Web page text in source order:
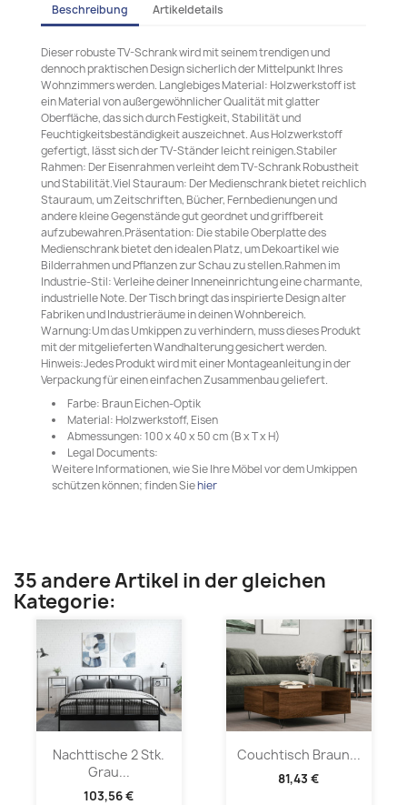
Beschreibung Artikeldetails
Dieser robuste TV-Schrank wird mit seinem trendigen und
dennoch praktischen Design sicherlich der Mittelpunkt Ihres
Wohnzimmers werden. Langlebiges Material: Holzwerkstoff ist
ein Material von außergewöhnlicher Qualität mit glatter
Oberfläche, das sich durch Festigkeit, Stabilität und
Feuchtigkeitsbeständigkeit auszeichnet. Aus Holzwerkstoff
gefertigt, lässt sich der TV-Ständer leicht reinigen.Stabiler
Rahmen: Der Eisenrahmen verleiht dem TV-Schrank Robustheit
und Stabilität.Viel Stauraum: Der Medienschrank bietet reichlich
Stauraum, um Zeitschriften, Bücher, Fernbedienungen und
andere kleine Gegenstände gut geordnet und griffbereit
aufzubewahren.Präsentation: Die stabile Oberplatte des
Medienschrank bietet den idealen Platz, um Dekoartikel wie
Bilderrahmen und Pflanzen zur Schau zu stellen.Rahmen im
Industrie-Stil: Verleihe deiner Inneneinrichtung eine charmante,
industrielle Note. Der Tisch bringt das inspirierte Design alter
Fabriken und Industrieräume in deinen Wohnbereich.
Warnung:Um das Umkippen zu verhindern, muss dieses Produkt
mit der mitgelieferten Wandhalterung gesichert werden.
Hinweis:Jedes Produkt wird mit einer Montageanleitung in der
Verpackung für einen einfachen Zusammenbau geliefert.
Farbe: Braun Eichen-Optik
Material: Holzwerkstoff, Eisen
Abmessungen: 100 x 40 x 50 cm (B x T x H)
Legal Documents:
Weitere Informationen, wie Sie Ihre Möbel vor dem Umkippen
schützen können; finden Siehier
35 andere Artikel in der gleichen
Kategorie:
Nachttische 2 Stk.
Grau...
103,56 €
Couchtisch Braun...
81,43 €